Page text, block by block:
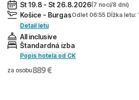
St 19.8 - St 26.8.2026(7 nocí/8 dní)
Košice - BurgasOdlet 06:55 Dĺžka letu:
Detail letu
All inclusive
Štandardná izba
Popis hotela od CK
za osobu889 €